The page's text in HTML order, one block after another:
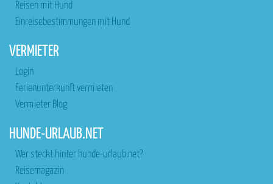
Reisen mit Hund
Einreisebestimmungen mit Hund
VERMIETER
Login
Ferienunterkunft vermieten
Vermieter Blog
HUNDE-URLAUB.NET
Wer steckt hinter hunde-urlaub.net?
Reisemagazin